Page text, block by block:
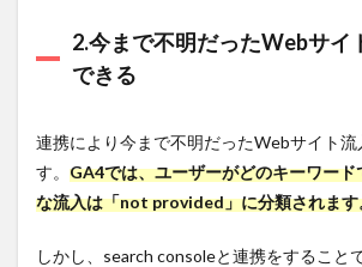
詳細記
入
ビジネ
ス情報
3.2
アナリテ
2.今まで不明だったWebサイ
できる
連携により今まで不明だったWebサイト流
す。 GA4では、ユーザーがどのキーワー
な流入は「not provided」に分類されます
しかし、search consoleと連携をすること